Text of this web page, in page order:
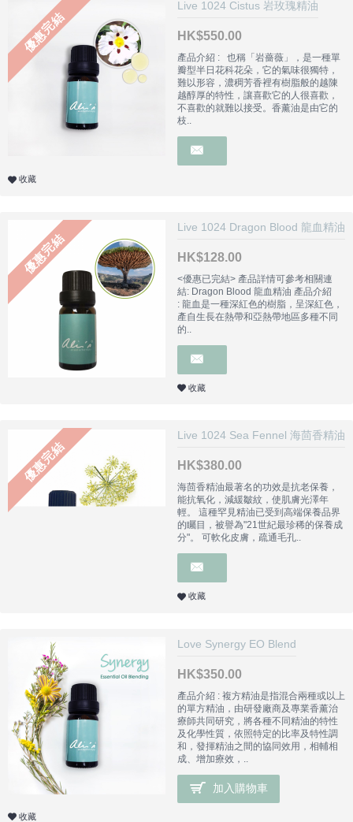
優惠完結
Live 1024 Cistus 岩玫瑰精油
HK$550.00
產品介紹 : 也稱「岩薔薇」，是一種單
瓣型半日花科花朵，它的氣味很獨特，
難以形容，濃稠芳香裡有樹脂般的越陳
越醇厚的特性，讓喜歡它的人很喜歡，
不喜歡的就難以接受。香薰油是由它的
枝..
收藏
優惠完結
Live 1024 Dragon Blood 龍血精油
HK$128.00
<優惠已完結> 產品詳情可參考相關連
結: Dragon Blood 龍血精油 產品介紹
: 龍血是一種深紅色的樹脂，呈深紅色，
產自生長在熱帶和亞熱帶地區多種不同
的..
收藏
優惠完結
Live 1024 Sea Fennel 海茴香精油
HK$380.00
海茴香精油最著名的功效是抗老保養，
能抗氧化，減緩皺紋，使肌膚光澤年
輕。 這種罕見精油已受到高端保養品界
的矚目，被譽為"21世紀最珍稀的保養成
分"。 可軟化皮膚，疏通毛孔..
收藏
Love Synergy EO Blend
HK$350.00
產品介紹 : 複方精油是指混合兩種或以上
的單方精油，由研發廠商及專業香薰治
療師共同研究，將各種不同精油的特性
及化學性質，依照特定的比率及特性調
和，發揮精油之間的協同效用，相輔相
成、增加療效，..
加入購物車
收藏